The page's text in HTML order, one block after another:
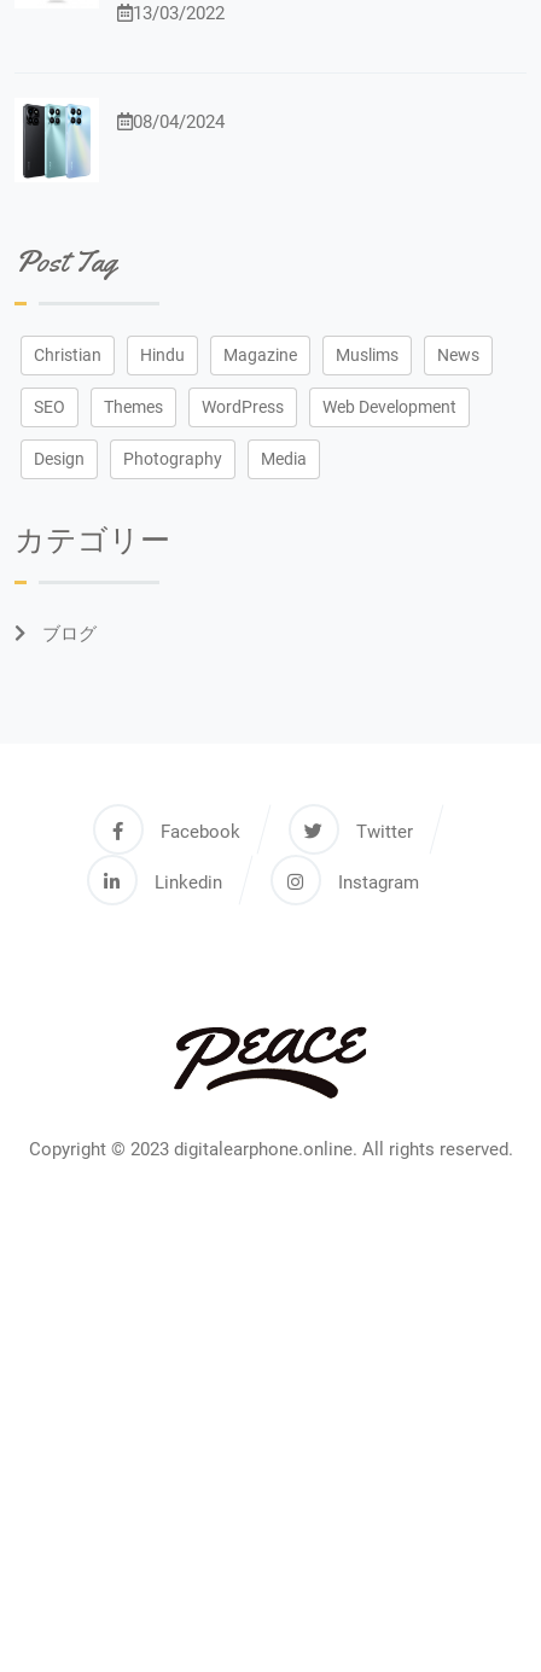
13/03/2022
08/04/2024
Post Tag
Christian Hindu Magazine Muslims News
SEO Themes WordPress Web Development
Design Photography Media
カテゴリー
ブログ
Facebook Twitter
Linkedin Instagram
Copyright © 2023 digitalearphone.online. All rights reserved.